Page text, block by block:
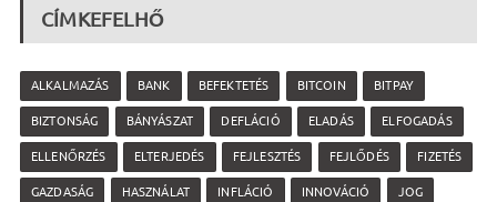
CÍMKEFELHŐ
ALKALMAZÁS BANK BEFEKTETÉS BITCOIN BITPAY
BIZTONSÁG BÁNYÁSZAT DEFLÁCIÓ ELADÁS ELFOGADÁS
ELLENŐRZÉS ELTERJEDÉS FEJLESZTÉS FEJLŐDÉS FIZETÉS
GAZDASÁG HASZNÁLAT INFLÁCIÓ INNOVÁCIÓ JOG